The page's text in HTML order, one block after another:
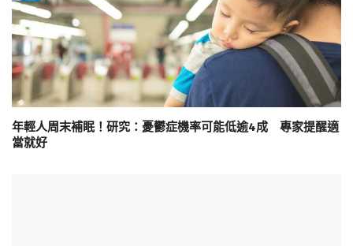
年輕人周末補眠！研究：憂鬱症機率可能低逾4成 專家提醒適
當就好